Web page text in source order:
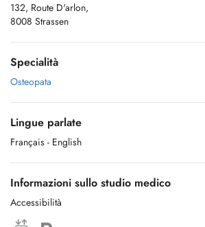
132, Route D'arlon,
8008 Strassen
Specialità
Osteopata
Lingue parlate
Français - English
Informazioni sullo studio medico
Accessibilità